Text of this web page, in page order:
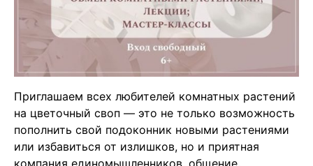
Приглашаем всех любителей комнатных растений
на цветочный своп — это не только возможность
пополнить свой подоконник новыми растениями
или избавиться от излишков, но и приятная
компания единомышленников, общение,